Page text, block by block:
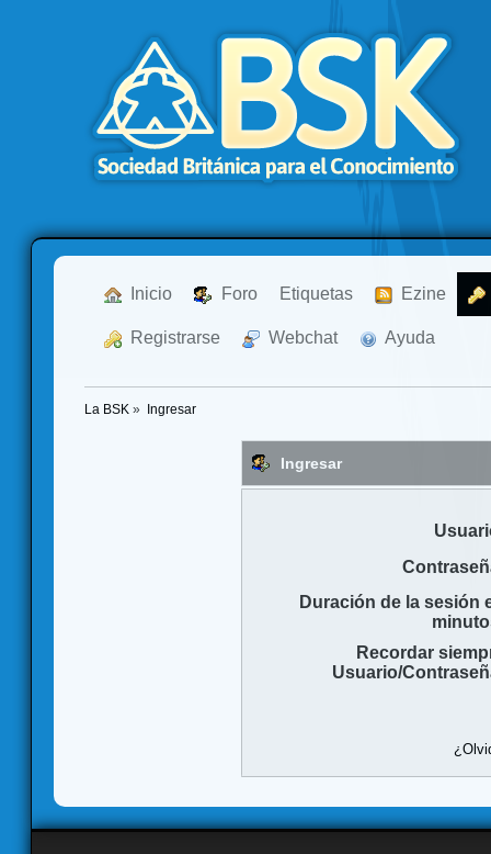
Inicio Foro Etiquetas Ezine
Registrarse Webchat Ayuda
La BSK » Ingresar
Ingresar
Duración de la sesión
Recordar
Usuario/